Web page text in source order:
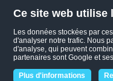
Ce site web utilise
Les données stockées par
d'analyser notre trafic. Nous
d'analyse, qui peuvent
partenaires sont Google et
Plus d'informations